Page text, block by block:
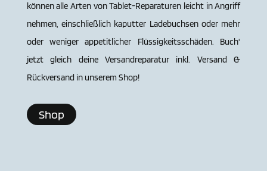
können alle Arten von Tablet-Reparaturen leicht in Angriff
nehmen, einschließlich kaputter Ladebuchsen oder mehr
oder weniger appetitlicher Flüssigkeitsschäden. Buch'
jetzt gleich deine Versandreparatur inkl. Versand &
Rückversand in unserem Shop!
Shop